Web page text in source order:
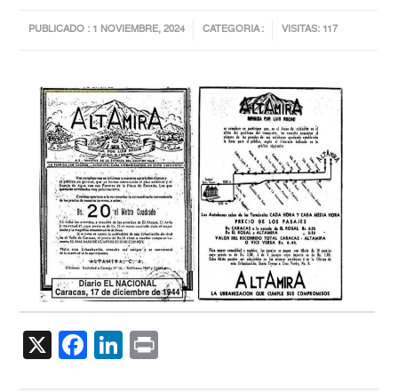
PUBLICADO : 1 NOVIEMBRE, 2024 CATEGORIA : VISITAS: 117
X Facebook
LinkedIn